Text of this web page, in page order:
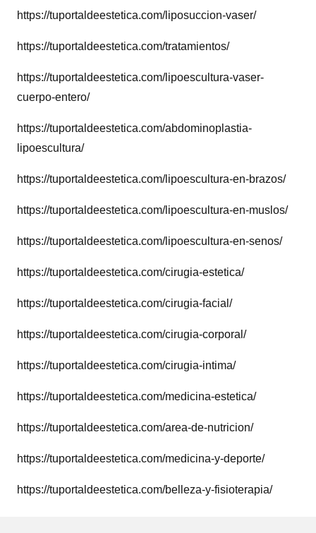
https://tuportaldeestetica.com/liposuccion-vaser/
https://tuportaldeestetica.com/tratamientos/
https://tuportaldeestetica.com/lipoescultura-vaser-
cuerpo-entero/
https://tuportaldeestetica.com/abdominoplastia-
lipoescultura/
https://tuportaldeestetica.com/lipoescultura-en-brazos/
https://tuportaldeestetica.com/lipoescultura-en-muslos/
https://tuportaldeestetica.com/lipoescultura-en-senos/
https://tuportaldeestetica.com/cirugia-estetica/
https://tuportaldeestetica.com/cirugia-facial/
https://tuportaldeestetica.com/cirugia-corporal/
https://tuportaldeestetica.com/cirugia-intima/
https://tuportaldeestetica.com/medicina-estetica/
https://tuportaldeestetica.com/area-de-nutricion/
https://tuportaldeestetica.com/medicina-y-deporte/
https://tuportaldeestetica.com/belleza-y-fisioterapia/